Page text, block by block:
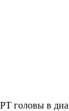
головы в